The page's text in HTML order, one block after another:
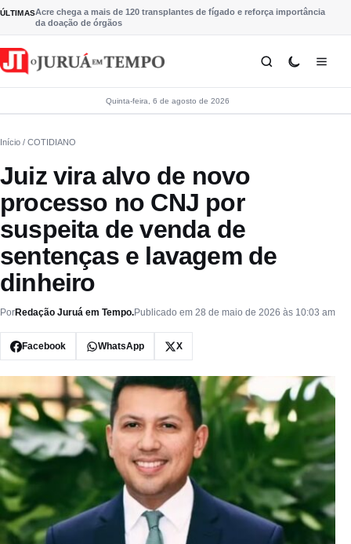
Pular para o conteúdo
ÚLTIMASAcre chega a mais de 120 transplantes de fígado e reforça importância
da doação de órgãos
Quinta-feira, 6 de agosto de 2026
Início / COTIDIANO
Juiz vira alvo de novo
processo no CNJ por
suspeita de venda de
sentenças e lavagem de
dinheiro
PorRedação Juruá em Tempo.Publicado em 28 de maio de 2026 às 10:03 am
Facebook WhatsApp X